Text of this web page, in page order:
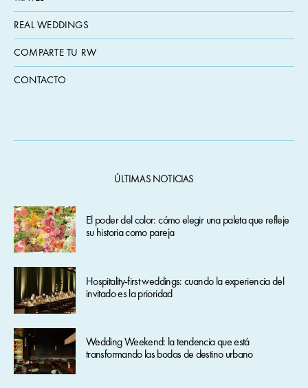
REAL WEDDINGS
COMPARTE TU RW
CONTACTO
ÚLTIMAS NOTICIAS
El poder del color: cómo elegir una paleta que refleje
su historia como pareja
Hospitality-first weddings: cuando la experiencia del
invitado es la prioridad
Wedding Weekend: la tendencia que está
transformando las bodas de destino urbano